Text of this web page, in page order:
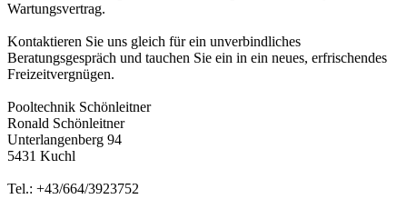
Wartungsvertrag.
Kontaktieren Sie uns gleich für ein unverbindliches
Beratungsgespräch und tauchen Sie ein in ein neues, erfrischendes
Freizeitvergnügen.
Pooltechnik Schönleitner
Ronald Schönleitner
Unterlangenberg 94
5431 Kuchl
Tel.: +43/664/3923752